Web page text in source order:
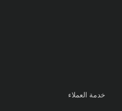
خدمة العملاء